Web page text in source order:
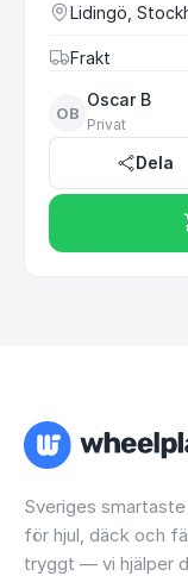
Lidingö,
Frakt
OB
Oscar B
Privat
Dela
Sveriges
för hjul, däck och
tryggt — vi hjälper